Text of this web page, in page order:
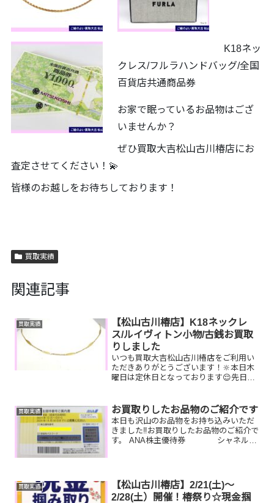
K18ネッ
クレス/フルラハンドバッグ/全国
百貨店共通商品券
お家で眠っているお品物はござ
いませんか？
ぜひ買取大吉松山古川椿店にお
査定させてください！💫
皆様のお越しをお待ちしております！
買取実績
関連記事
買取実績
【松山古川椿店】K18ネックレ
ス/ルイヴィトン小物/古銭お買取
りしました
いつも買取大吉松山古川椿店をご利用い
ただきありがとうございます！🔆本日木
曜日は定休日となっております😌先日お
クレ/穴銭お家で眠っているお品物はござ
いませんか？ぜひ...
買取実績 お買取りしたお品物のご紹介です
本日も沢山のお品物をお持ち込みいただ
きました‼️お買取りしたお品物のご紹介で
す。 ANA株主優待券 シャネル
させていただきま...
買取実績
【松山古川椿店】2/21(土)～
2/28(土）開催！椿祭り☆現金掴